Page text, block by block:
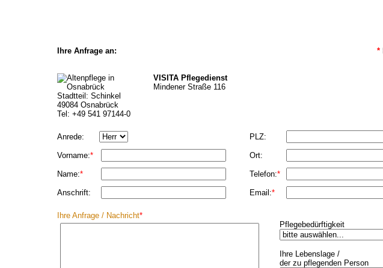
Ihre Anfrage an: *
VISITA Pflegedienst
Mindener Straße 116
Stadtteil: Schinkel
49084 Osnabrück
Tel: +49 541 97144-0
Anrede: PLZ:
Vorname:* Ort:
Name:* Telefon:*
Anschrift: Email:*
Ihre Anfrage / Nachricht*
Pflegebedürftigkeit
Ihre Lebenslage /
der zu pflegenden Person